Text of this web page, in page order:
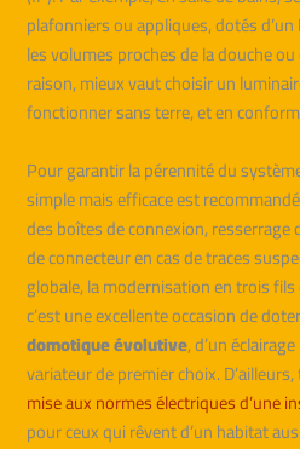
plafonniers ou appliques, dotés
les volumes proches de la douche
raison, mieux vaut choisir un
fonctionner sans terre, et en
Pour garantir la pérennité du
simple mais efficace est
des boîtes de connexion,
de connecteur en cas de traces
globale, la modernisation en trois
c’est une excellente occasion de
domotique évolutive, d’un
variateur de premier choix.
mise aux normes électriques d’une
pour ceux qui rêvent d’un habitat